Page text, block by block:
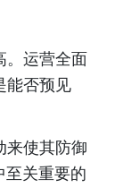
。运营全面
能否预见
来使其防御
至关重要的